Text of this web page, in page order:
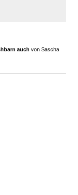
auch von Sascha